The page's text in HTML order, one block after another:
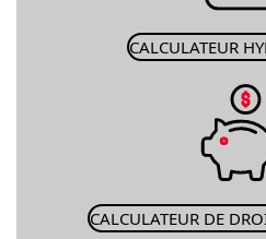
CALCULATEUR
CALCULATEUR DE